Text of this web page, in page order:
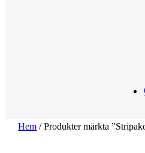
Hem / Produkter märkta